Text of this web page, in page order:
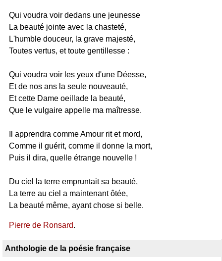
Qui voudra voir dedans une jeunesse
La beauté jointe avec la chasteté,
L'humble douceur, la grave majesté,
Toutes vertus, et toute gentillesse :
Qui voudra voir les yeux d'une Déesse,
Et de nos ans la seule nouveauté,
Et cette Dame oeillade la beauté,
Que le vulgaire appelle ma maîtresse.
Il apprendra comme Amour rit et mord,
Comme il guérit, comme il donne la mort,
Puis il dira, quelle étrange nouvelle !
Du ciel la terre empruntait sa beauté,
La terre au ciel a maintenant ôtée,
La beauté même, ayant chose si belle.
Pierre de Ronsard.
Anthologie de la poésie française